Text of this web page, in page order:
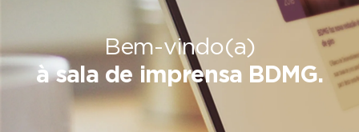
Bem-vindo(a)
à sala de imprensa BDMG.